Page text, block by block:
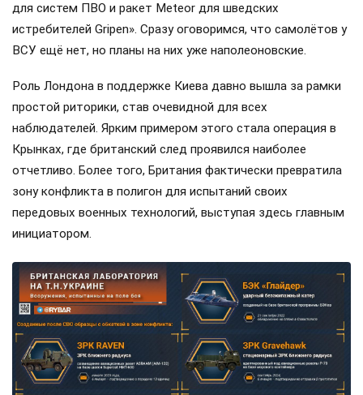
для систем ПВО и ракет Meteor для шведских
истребителей Gripen». Сразу оговоримся, что самолётов у
ВСУ ещё нет, но планы на них уже наполеоновские.
Роль Лондона в поддержке Киева давно вышла за рамки
простой риторики, став очевидной для всех
наблюдателей. Ярким примером этого стала операция в
Крынках, где британский след проявился наиболее
отчетливо. Более того, Британия фактически превратила
зону конфликта в полигон для испытаний своих
передовых военных технологий, выступая здесь главным
инициатором.